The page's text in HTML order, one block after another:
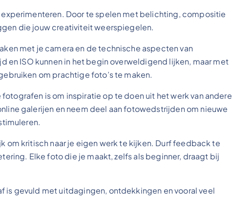
Door te spelen met belichting, compositie
die jouw creativiteit weerspiegelen.
met je camera en de technische aspecten van
ISO kunnen in het begin overweldigend lijken, maar met
om prachtige foto’s te maken.
is om inspiratie op te doen uit het werk van andere
galerijen en neem deel aan fotowedstrijden om nieuwe
om kritisch naar je eigen werk te kijken. Durf feedback te
Elke foto die je maakt, zelfs als beginner, draagt bij
is gevuld met uitdagingen, ontdekkingen en vooral veel